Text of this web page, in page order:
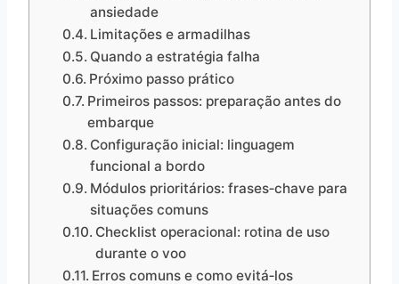
ansiedade
Limitações e armadilhas
Quando a estratégia falha
Próximo passo prático
Primeiros passos: preparação antes do
embarque
Configuração inicial: linguagem
funcional a bordo
Módulos prioritários: frases‑chave para
situações comuns
Checklist operacional: rotina de uso
durante o voo
Erros comuns e como evitá‑los